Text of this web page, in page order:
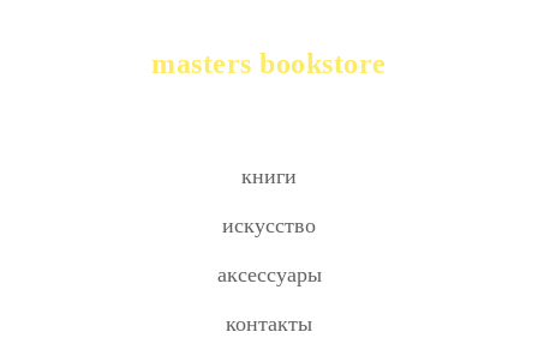
masters bookstore
книги
искусство
аксессуары
контакты